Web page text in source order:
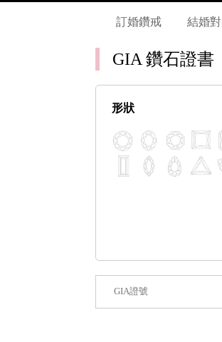
訂婚鑽戒 結婚
GIA 鑽石證書
形狀